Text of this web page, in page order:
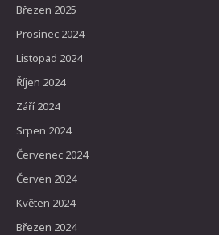
Březen 2025
Prosinec 2024
Listopad 2024
Říjen 2024
Září 2024
Srpen 2024
Červenec 2024
Červen 2024
Květen 2024
Březen 2024